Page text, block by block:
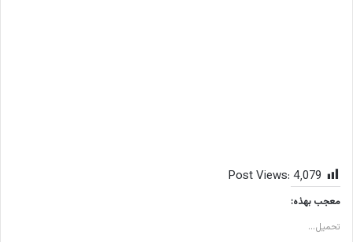
Post Views: 4٬079
معجب بهذه:
تحميل...